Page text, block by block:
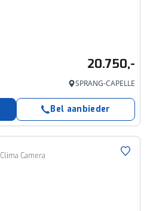
20.750,-
SPRANG-CAPELLE
Bel aanbieder
Camera